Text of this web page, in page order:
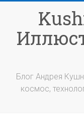
содержимому
Блог Андрея
космос,